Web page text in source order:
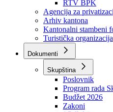
Javna preduzeća
BPK šume
RTV BPK
Agencija za
Arhiv kantona
Kantonalni stambeni
Turistička organizacija
Dokumenti
Skupština
Poslovnik